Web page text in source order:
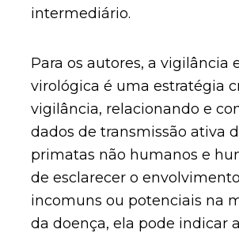
intermediário.
Para os autores, a vigilância
virológica é uma estratégia
vigilância, relacionando e
dados de transmissão ativa
primatas não humanos e
de esclarecer o
incomuns ou potenciais na
da doença, ela pode indicar a